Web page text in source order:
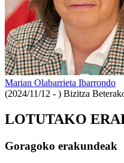
Marian Olabarrieta Ibarrondo
(2024/11/12 - ) Bizitza
LOTUTAKO
Goragoko erakundeak